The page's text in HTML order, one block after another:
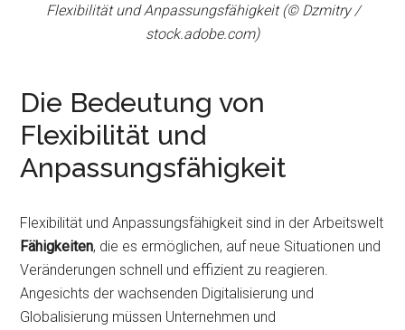
Flexibilität und Anpassungsfähigkeit (© Dzmitry /
stock.adobe.com)
Die Bedeutung von
Flexibilität und
Anpassungsfähigkeit
Flexibilität und Anpassungsfähigkeit sind in der Arbeitswelt
Fähigkeiten, die es ermöglichen, auf neue Situationen und
Veränderungen schnell und effizient zu reagieren.
Angesichts der wachsenden Digitalisierung und
Globalisierung müssen Unternehmen und